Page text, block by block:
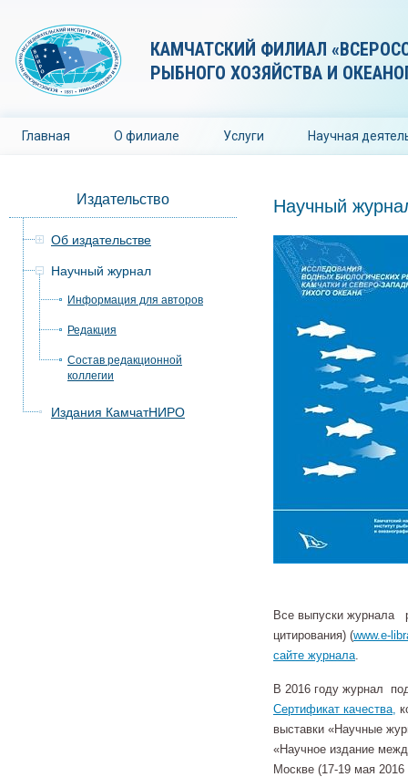
КАМЧАТСКИЙ ФИЛИАЛ
РЫБНОГО ХОЗЯЙСТВА И
Главная О филиале Услуги Научная
Издательство
Об издательстве
Научный журнал
Информация для авторов
Редакция
Состав редакционной
коллегии
Издания КамчатНИРО
Научный
Все выпуски журнала
цитирования) (www.e-
сайте журнала.
В 2016 году журнал
Сертификат качества,
выставки «Научные
«Научное издание
Москве (17-19 мая